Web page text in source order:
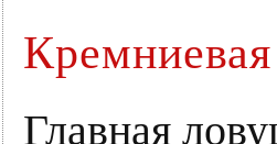
Главная